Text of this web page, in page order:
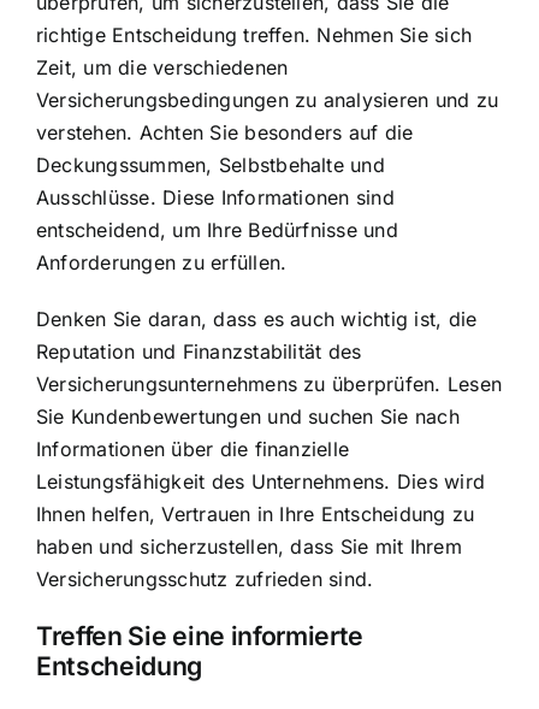
richtige Entscheidung treffen. Nehmen Sie sich
Zeit, um die verschiedenen
Versicherungsbedingungen zu analysieren und zu
verstehen. Achten Sie besonders auf die
Deckungssummen, Selbstbehalte und
Ausschlüsse. Diese Informationen sind
entscheidend, um Ihre Bedürfnisse und
Anforderungen zu erfüllen.
Denken Sie daran, dass es auch wichtig ist, die
Reputation und Finanzstabilität des
Versicherungsunternehmens zu überprüfen. Lesen
Sie Kundenbewertungen und suchen Sie nach
Informationen über die finanzielle
Leistungsfähigkeit des Unternehmens. Dies wird
Ihnen helfen, Vertrauen in Ihre Entscheidung zu
haben und sicherzustellen, dass Sie mit Ihrem
Versicherungsschutz zufrieden sind.
Treffen Sie eine informierte
Entscheidung